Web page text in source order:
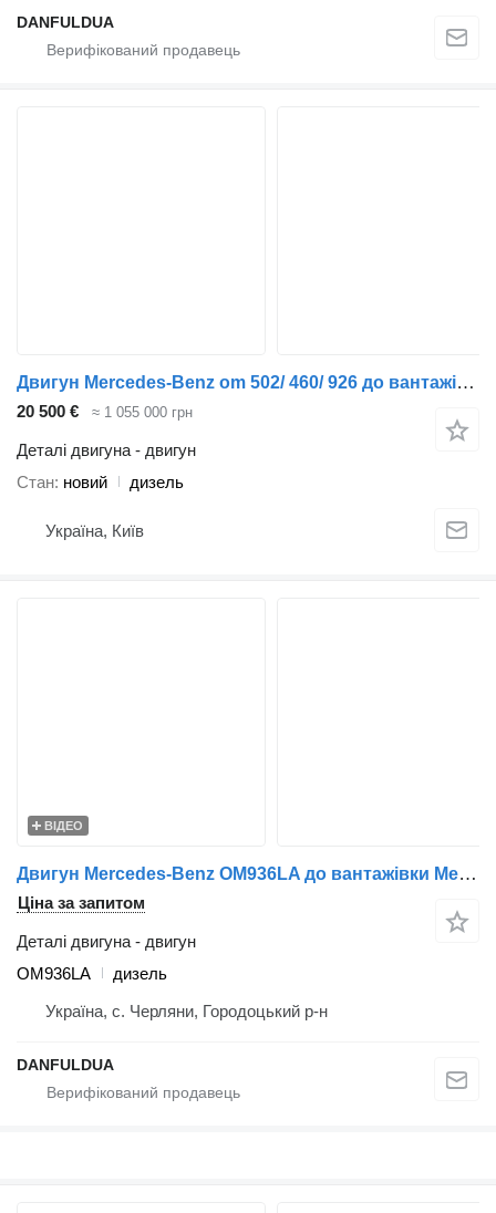
DANFULDUA
Двигун Mercedes-Benz om 502/ 460/ 926 до вантажівки Mercedes-Benz
20 500 € ≈ 1 055 000 грн
Деталі двигуна - двигун
Стан новий дизель
Україна, Київ
ВІДЕО
Двигун Mercedes-Benz OM936LA до вантажівки Mercedes-Benz
Ціна за запитом
Деталі двигуна - двигун
OM936LA
дизель
Україна, с. Черляни, Городоцький р-н
DANFULDUA